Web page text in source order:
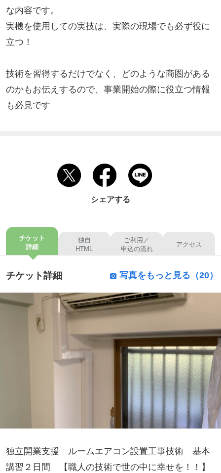
な内容です。
実機を使用しての実技は、実際の現場でも必ず役に
立つ！
技術を習得するだけでなく、どのような商圏がある
のかもお伝えするので、事業開始の際に役立つ情報
も必見です
シェアする
チケット
詳細
独自
HTML
ご利用／
申込の流れ
アクセス
チケット詳細 写真をもっと見る（20）
独立開業支援 ルームエアコン設置工事技術 基本
講習２日間 【職人の技術で世の中に幸せを！！】